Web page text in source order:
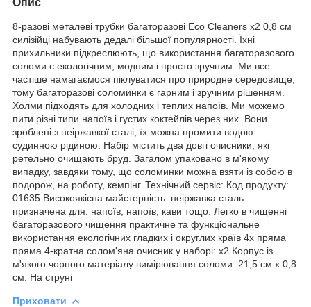
8-разові металеві трубки багаторазові Eco Cleaners x2 0,8 см
силізійці набувають дедалі більшої популярності. Їхні
прихильники підкреслюють, що використання багаторазового
соломи є екологічним, модним і просто зручним. Ми все
частіше намагаємося піклуватися про природне середовище,
тому багаторазові соломинки є гарним і зручним рішенням.
Холми підходять для холодних і теплих напоїв. Ми можемо
пити різні типи напоїв і густих коктейлів через них. Вони
зроблені з неіржавкої сталі, їх можна промити водою
судинною рідиною. Набір містить два довгі очисники, які
ретельно очищають бруд. Загалом упаковано в м'якому
випадку, завдяки тому, що соломинки можна взяти із собою в
подорож, на роботу, кемпінг. Технічний сервіс: Код продукту:
01635 Високоякісна майстерність: неіржавка сталь
призначена для: напоїв, напоїв, кави тощо. Легко в чищенні
багаторазового чищення практичне та функціональне
використання екологічних гладких і округлих країв 4x пряма
пряма 4-кратна солом'яна очисник у наборі: x2 Корпус із
м'якого чорного матеріалу вимірювання соломи: 21,5 см х 0,8
см. На струні
Приховати